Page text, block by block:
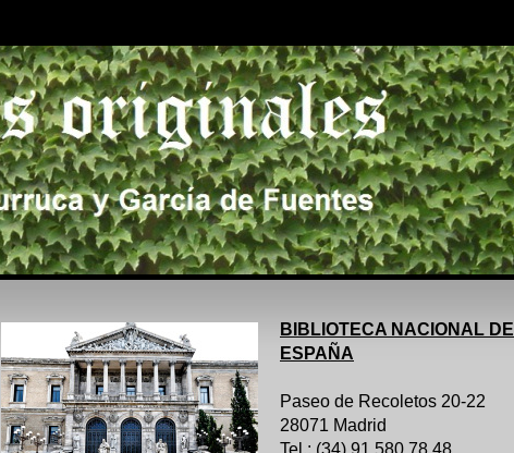
BIBLIOTECA NACIONAL DE
ESPAÑA
Paseo de Recoletos 20-22
28071 Madrid
Tel.: (34) 91 580 78 48